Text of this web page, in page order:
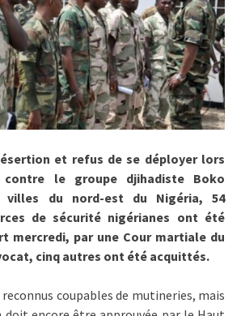
et refus de se déployer lors
contre le groupe djihadiste Boko
villes du nord-est du Nigéria, 54
de sécurité nigérianes ont été
mercredi, par une Cour martiale du
cinq autres ont été acquittés.
coupables de mutineries, mais